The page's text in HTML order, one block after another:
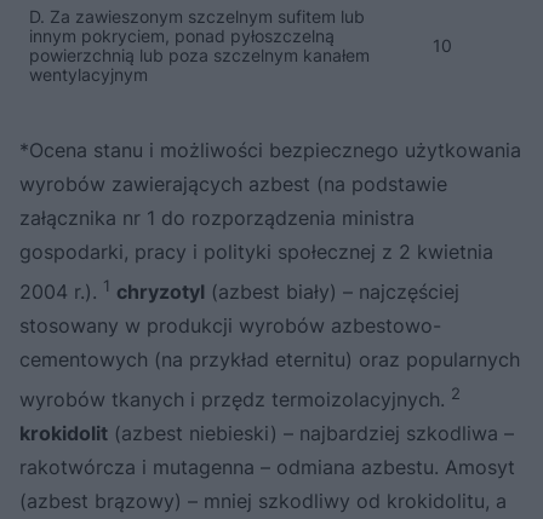
D. Za zawieszonym szczelnym sufitem lub
innym pokryciem, ponad pyłoszczelną
powierzchnią lub poza szczelnym kanałem
wentylacyjnym
10
*Ocena stanu i możliwości bezpiecznego użytkowania
wyrobów zawierających azbest (na podstawie
załącznika nr 1 do rozporządzenia ministra
gospodarki, pracy i polityki społecznej z 2 kwietnia
2004 r.). 1 chryzotyl (azbest biały) – najczęściej
stosowany w produkcji wyrobów azbestowo-
cementowych (na przykład eternitu) oraz popularnych
wyrobów tkanych i przędz termoizolacyjnych. 2
krokidolit (azbest niebieski) – najbardziej szkodliwa –
rakotwórcza i mutagenna – odmiana azbestu. Amosyt
(azbest brązowy) – mniej szkodliwy od krokidolitu, a